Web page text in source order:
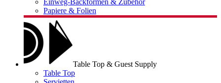
Einweg-Backformen & Zubehör
Papiere & Folien
Table Top & Guest Supply
Table Top